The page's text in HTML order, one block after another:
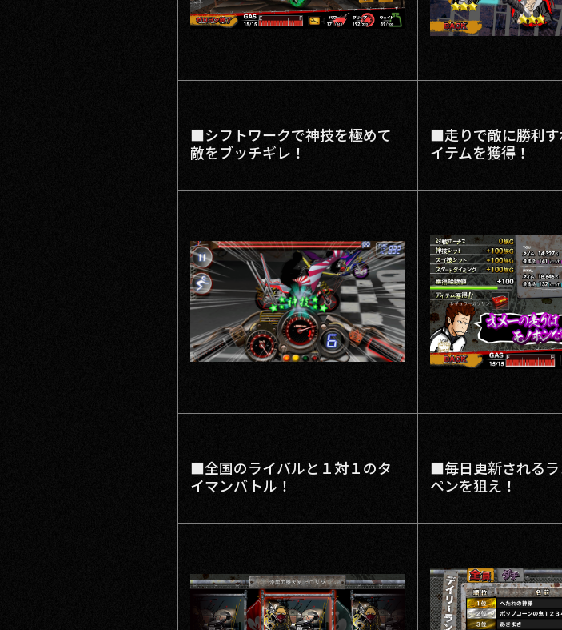
■シフトワークで神技を極めて
敵をブッチギレ！
■走りで敵に勝利
イテムを獲得！
■全国のライバルと１対１のタ
イマンバトル！
■毎日更新されるラ
ペンを狙え！